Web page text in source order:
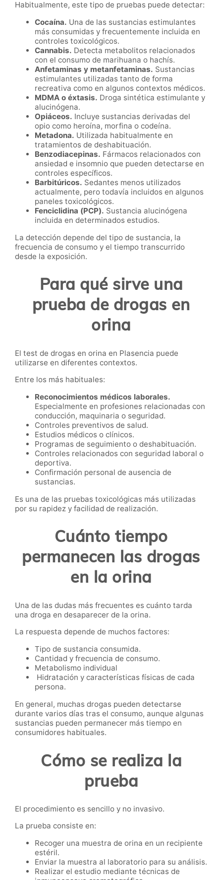
Habitualmente, este tipo de pruebas puede detectar:
Cocaína. Una de las sustancias estimulantes
más consumidas y frecuentemente incluida en
controles toxicológicos.
Cannabis. Detecta metabolitos relacionados
con el consumo de marihuana o hachís.
Anfetaminas y metanfetaminas. Sustancias
estimulantes utilizadas tanto de forma
recreativa como en algunos contextos médicos.
MDMA o éxtasis. Droga sintética estimulante y
alucinógena.
Opiáceos. Incluye sustancias derivadas del
opio como heroína, morfina o codeína.
Metadona. Utilizada habitualmente en
tratamientos de deshabituación.
Benzodiacepinas. Fármacos relacionados con
ansiedad e insomnio que pueden detectarse en
controles específicos.
Barbitúricos. Sedantes menos utilizados
actualmente, pero todavía incluidos en algunos
paneles toxicológicos.
Fenciclidina (PCP). Sustancia alucinógena
incluida en determinados estudios.
La detección depende del tipo de sustancia, la
frecuencia de consumo y el tiempo transcurrido
desde la exposición.
Para qué sirve una
prueba de drogas en
orina
El test de drogas en orina en Plasencia puede
utilizarse en diferentes contextos.
Entre los más habituales:
Reconocimientos médicos laborales.
Especialmente en profesiones relacionadas con
conducción, maquinaria o seguridad.
Controles preventivos de salud.
Estudios médicos o clínicos.
Programas de seguimiento o deshabituación.
Controles relacionados con seguridad laboral o
deportiva.
Confirmación personal de ausencia de
sustancias.
Es una de las pruebas toxicológicas más utilizadas
por su rapidez y facilidad de realización.
Cuánto tiempo
permanecen las drogas
en la orina
Una de las dudas más frecuentes es cuánto tarda
una droga en desaparecer de la orina.
La respuesta depende de muchos factores:
Tipo de sustancia consumida.
Cantidad y frecuencia de consumo.
Metabolismo individual
Hidratación y características físicas de cada
persona.
En general, muchas drogas pueden detectarse
durante varios días tras el consumo, aunque algunas
sustancias pueden permanecer más tiempo en
consumidores habituales.
Cómo se realiza la
prueba
El procedimiento es sencillo y no invasivo.
La prueba consiste en:
Recoger una muestra de orina en un recipiente
estéril.
Enviar la muestra al laboratorio para su análisis.
Realizar el estudio mediante técnicas de